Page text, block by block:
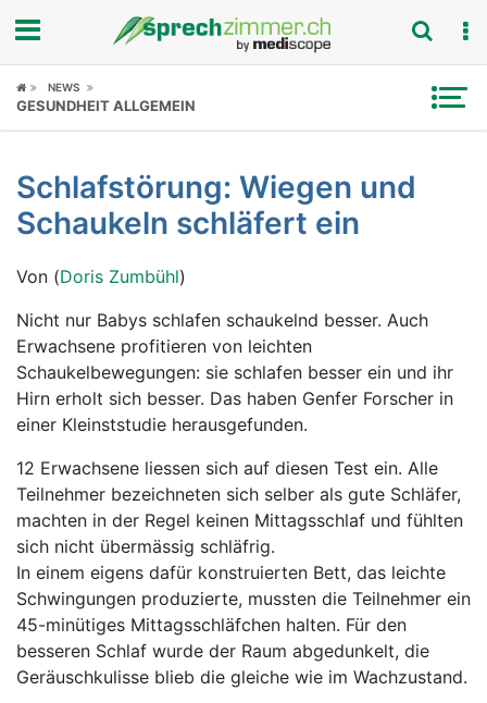
Fokus
Symptome
Ratgeber
Rubriken
NEWS
GESUNDHEIT ALLGEMEIN
Schlafstörung: Wiegen und
Schaukeln schläfert ein
Von (Doris Zumbühl)
Nicht nur Babys schlafen schaukelnd besser. Auch
Erwachsene profitieren von leichten
Schaukelbewegungen: sie schlafen besser ein und ihr
Hirn erholt sich besser. Das haben Genfer Forscher in
einer Kleinststudie herausgefunden.
12 Erwachsene liessen sich auf diesen Test ein. Alle
Teilnehmer bezeichneten sich selber als gute Schläfer,
machten in der Regel keinen Mittagsschlaf und fühlten
sich nicht übermässig schläfrig.
In einem eigens dafür konstruierten Bett, das leichte
Schwingungen produzierte, mussten die Teilnehmer ein
45-minütiges Mittagsschläfchen halten. Für den
besseren Schlaf wurde der Raum abgedunkelt, die
Geräuschkulisse blieb die gleiche wie im Wachzustand.